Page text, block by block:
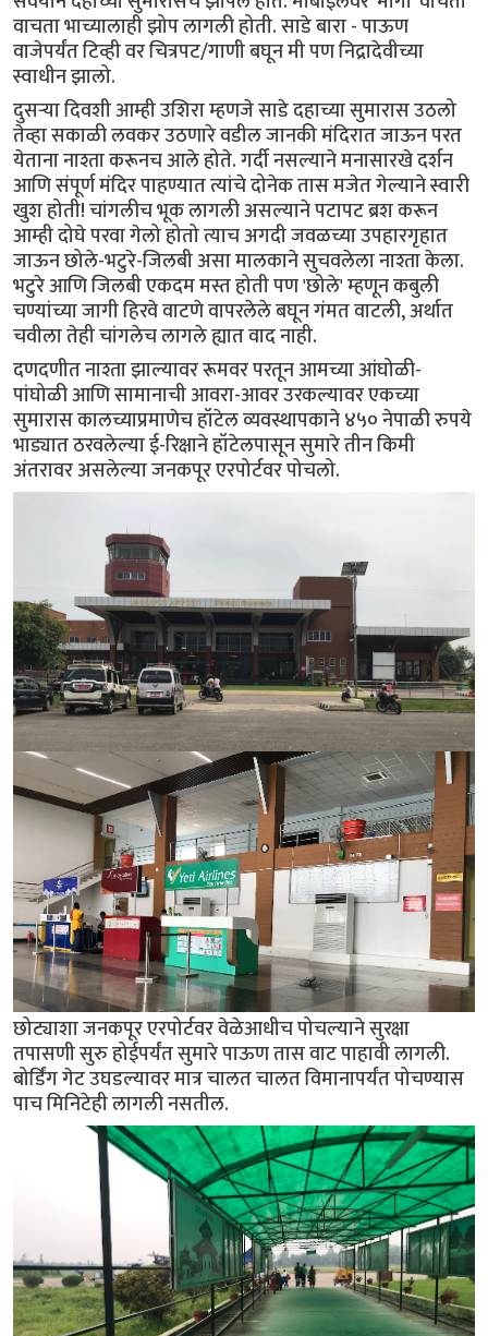
वाचता भाच्यालाही झोप लागली होती. साडे बारा - पाऊण
वाजेपर्यंत टिव्ही वर चित्रपट/गाणी बघून मी पण निद्रादेवीच्या
स्वाधीन झालो.
दुसऱ्या दिवशी आम्ही उशिरा म्हणजे साडे दहाच्या सुमारास उठलो
तेव्हा सकाळी लवकर उठणारे वडील जानकी मंदिरात जाऊन परत
येताना नाश्ता करूनच आले होते. गर्दी नसल्याने मनासारखे दर्शन
आणि संपूर्ण मंदिर पाहण्यात त्यांचे दोनेक तास मजेत गेल्याने स्वारी
खुश होती! चांगलीच भूक लागली असल्याने पटापट ब्रश करून
आम्ही दोघे परवा गेलो होतो त्याच अगदी जवळच्या उपहारगृहात
जाऊन छोले-भटुरे-जिलबी असा मालकाने सुचवलेला नाश्ता केला.
भटुरे आणि जिलबी एकदम मस्त होती पण 'छोले' म्हणून कबुली
चण्यांच्या जागी हिरवे वाटणे वापरलेले बघून गंमत वाटली, अर्थात
चवीला तेही चांगलेच लागले ह्यात वाद नाही.
दणदणीत नाश्ता झाल्यावर रूमवर परतून आमच्या आंघोळी-
पांघोळी आणि सामानाची आवरा-आवर उरकल्यावर एकच्या
सुमारास कालच्याप्रमाणेच हॉटेल व्यवस्थापकाने ४५० नेपाळी रुपये
भाड्यात ठरवलेल्या ई-रिक्षाने हॉटेलपासून सुमारे तीन किमी
अंतरावर असलेल्या जनकपूर एरपोर्टवर पोचलो.
छोट्याशा जनकपूर एरपोर्टवर वेळेआधीच पोचल्याने सुरक्षा
तपासणी सुरु होईपर्यंत सुमारे पाऊण तास वाट पाहावी लागली.
बोर्डिंग गेट उघडल्यावर मात्र चालत चालत विमानापर्यंत पोचण्यास
पाच मिनिटेही लागली नसतील.